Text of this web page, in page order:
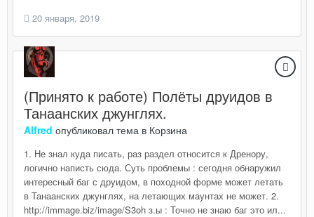
20 января, 2019
(Принято к работе) Полёты друидов в
Танаанских джунглях.
Alfred опубликовал тема в Корзина
1. Не знал куда писать, раз раздел относится к Дренору,
логично написть сюда. Суть проблемы : сегодня обнаружил
интересный баг с друидом, в походной форме может летать
в Танаанских джунглях, на летающих маунтах не может. 2.
http://immage.biz/image/S3oh з.ы : Точно не знаю баг это ил...